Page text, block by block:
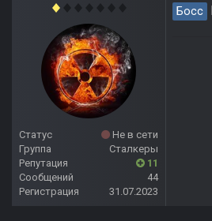
Статус
Не в сети
Группа
Сталкеры
Репутация
11
Сообщений
44
Регистрация
31.07.2023
Босс